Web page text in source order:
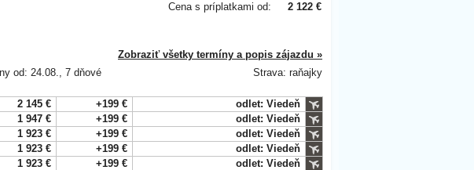
Cena s príplatkami od:
2 122 €
Zobraziť všetky termíny a popis zájazdu »
od: 24.08., 7 dňové
Strava: raňajky
2 145 € +199 €
odlet: Viedeň
1 947 € +199 €
odlet: Viedeň
1 923 € +199 €
odlet: Viedeň
1 923 € +199 €
odlet: Viedeň
1 923 € +199 €
odlet: Viedeň